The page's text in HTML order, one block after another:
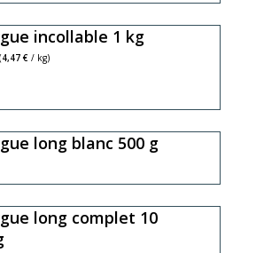
incollable 1 kg
(4,47 € / kg)
long blanc 500 g
long complet 10